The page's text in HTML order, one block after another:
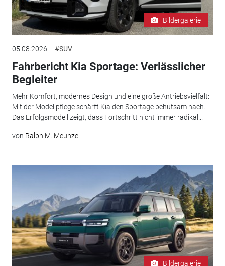
Bildergalerie
05.08.2026 #SUV
Fahrbericht Kia Sportage: Verlässlicher
Begleiter
Mehr Komfort, modernes Design und eine große Antriebsvielfalt:
Mit der Modellpflege schärft Kia den Sportage behutsam nach.
Das Erfolgsmodell zeigt, dass Fortschritt nicht immer radikal...
von Ralph M. Meunzel
Bildergalerie